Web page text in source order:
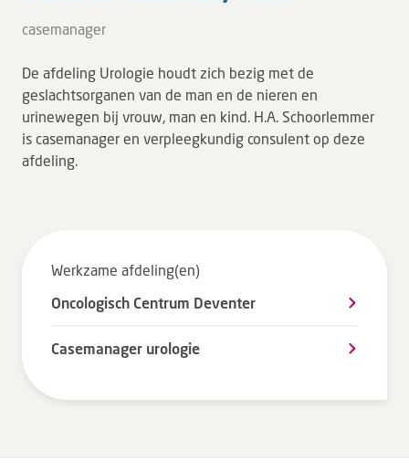
Tarieven en vergoeding
Uw gegevens
Wachttijden
Bezoek
Leren
Over ons
Verwijzers
MijnDZ
casemanager
De afdeling Urologie houdt zich bezig met de
geslachtsorganen van de man en de nieren en
urinewegen bij vrouw, man en kind. H.A. Schoorlemmer
is casemanager en verpleegkundig consulent op deze
afdeling.
Werkzame afdeling(en)
Oncologisch Centrum Deventer
Casemanager urologie